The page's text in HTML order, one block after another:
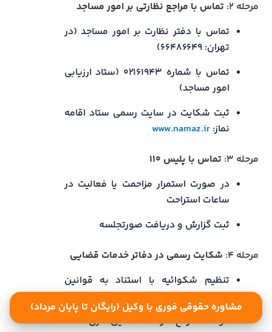
مرحله ۲:
تماس با مراجع نظارتی بر امور مساجد
تماس با دفتر نظارت بر امور مساجد (در
تهران: ۶۶۴۸۶۶۴۹)
تماس با شماره ۰۲۱۶۱۹۴۳ (ستاد ارزیابی
امور مساجد)
ثبت شکایت در سایت رسمی ستاد اقامه
نماز:www.namaz.ir
مرحله ۳:
تماس با پلیس ۱۱۰
در صورت استمرار مزاحمت یا فعالیت در
ساعات استراحت
ثبت گزارش و دریافت صورتجلسه
مرحله ۴:
شکایت رسمی در دفاتر خدمات قضایی
تنظیم شکوائیه با استناد به قوانین
یادشده
خواسته: رفع مزاحمت، عایق‌سازی صدا،
مشاوره حقوقی فوری با وکیل (رایگان تا پایان مرداد)